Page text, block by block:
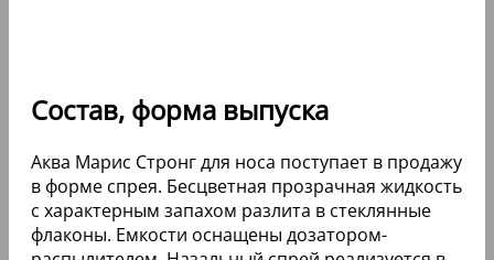
Состав, форма выпуска
Аква Марис Стронг для носа поступает в продажу
в форме спрея. Бесцветная прозрачная жидкость
с характерным запахом разлита в стеклянные
флаконы. Емкости оснащены дозатором-